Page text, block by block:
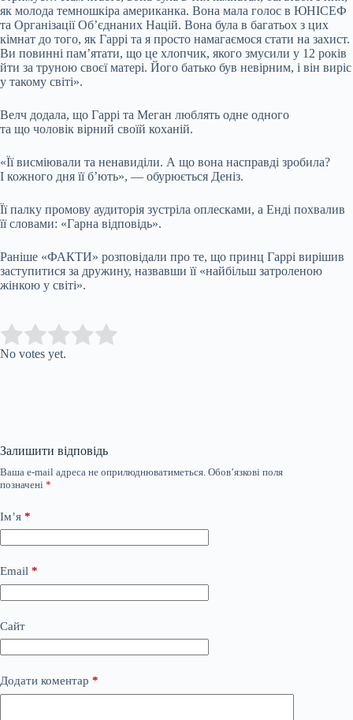
як молода темношкіра американка. Вона мала голос в ЮНІСЕФ
та Організації Об’єднаних Націй. Вона була в багатьох з цих
кімнат до того, як Гаррі та я просто намагаємося стати на захист.
Ви повинні пам’ятати, що це хлопчик, якого змусили у 12 років
йти за труною своєї матері. Його батько був невірним, і він виріс
у такому світі».
Велч додала, що Гаррі та Меган люблять одне одного
та що чоловік вірний своїй коханій.
«Її висміювали та ненавиділи. А що вона насправді зробила?
І кожного дня її б’ють», — обурюється Деніз.
Її палку промову аудиторія зустріла оплесками, а Енді похвалив
її словами: «Гарна відповідь».
Раніше «ФАКТИ» розповідали про те, що принц Гаррі вирішив
заступитися за дружину, назвавши її «найбільш затроленою
жінкою у світі».
Rate this item:
No votes yet.
Залишити відповідь
Ваша e-mail адреса не оприлюднюватиметься. Обов’язкові поля
позначені *
Ім’я *
Email *
Сайт
Додати коментар *